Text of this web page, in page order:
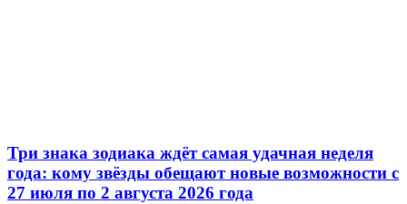
Три знака зодиака ждёт самая удачная неделя
года: кому звёзды обещают новые возможности с
27 июля по 2 августа 2026 года